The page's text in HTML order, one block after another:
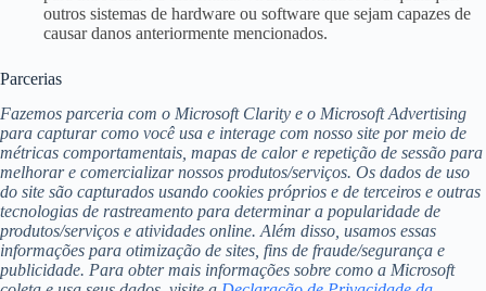
outros sistemas de hardware ou software que sejam capazes de
causar danos anteriormente mencionados.
Parcerias
Fazemos parceria com o Microsoft Clarity e o Microsoft Advertising
para capturar como você usa e interage com nosso site por meio de
métricas comportamentais, mapas de calor e repetição de sessão para
melhorar e comercializar nossos produtos/serviços. Os dados de uso
do site são capturados usando cookies próprios e de terceiros e outras
tecnologias de rastreamento para determinar a popularidade de
produtos/serviços e atividades online. Além disso, usamos essas
informações para otimização de sites, fins de fraude/segurança e
publicidade. Para obter mais informações sobre como a Microsoft